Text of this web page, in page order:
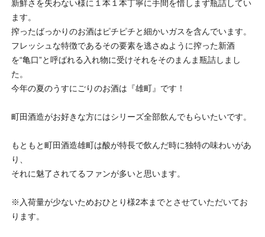
新鮮さを失わない様に１本１本丁寧に手間を惜しまず瓶詰してい
ます。
搾ったばっかりのお酒はピチピチと細かいガスを含んでいます。
フレッシュな特徴であるその要素を逃さぬように搾った新酒
を“亀口”と呼ばれる入れ物に受けそれをそのまんま瓶詰しまし
た。
今年の夏のうすにごりのお酒は『雄町』です！
町田酒造がお好きな方にはシリーズ全部飲んでもらいたいです。
もともと町田酒造雄町は酸が特長で飲んだ時に独特の味わいがあ
り、
それに魅了されてるファンが多いと思います。
※入荷量が少ないためおひとり様2本までとさせていただいてお
ります。